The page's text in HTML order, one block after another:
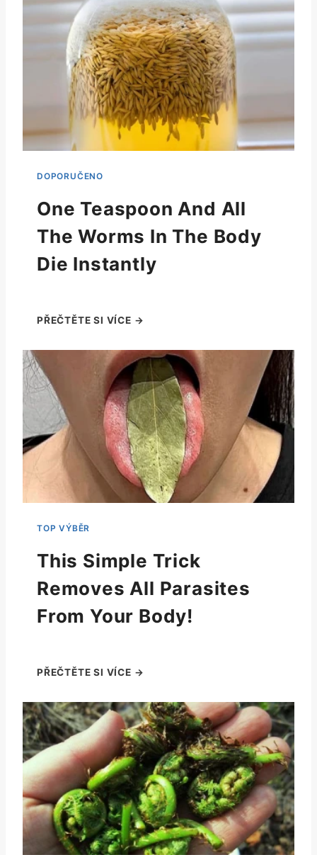
One Teaspoon And All
The Worms In The Body
Die Instantly
This Simple Trick
Removes All Parasites
From Your Body!